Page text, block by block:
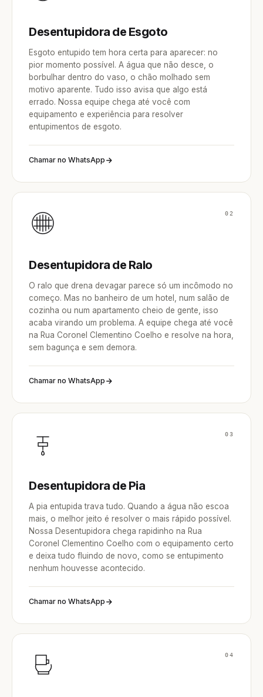
Desentupidora de Esgoto
Esgoto entupido tem hora certa para aparecer: no
pior momento possível. A água que não desce, o
borbulhar dentro do vaso, o chão molhado sem
motivo aparente. Tudo isso avisa que algo está
errado. Nossa equipe chega até você com
equipamento e experiência para resolver
entupimentos de esgoto.
Chamar no WhatsApp
02
Desentupidora de Ralo
O ralo que drena devagar parece só um incômodo no
começo. Mas no banheiro de um hotel, num salão de
cozinha ou num apartamento cheio de gente, isso
acaba virando um problema. A equipe chega até você
na Rua Coronel Clementino Coelho e resolve na hora,
sem bagunça e sem demora.
Chamar no WhatsApp
03
Desentupidora de Pia
A pia entupida trava tudo. Quando a água não escoa
mais, o melhor jeito é resolver o mais rápido possível.
Nossa Desentupidora chega rapidinho na Rua
Coronel Clementino Coelho com o equipamento certo
e deixa tudo fluindo de novo, como se entupimento
nenhum houvesse acontecido.
Chamar no WhatsApp
04